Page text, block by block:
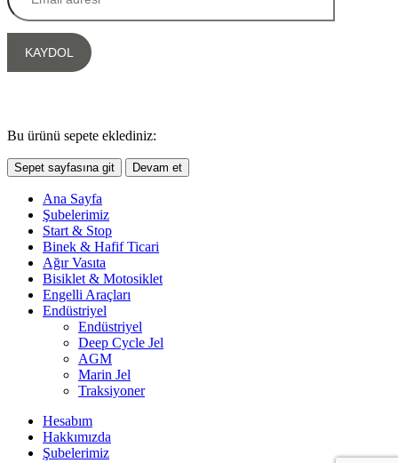
Bu ürünü sepete eklediniz:
Sepet sayfasına git Devam et
Ana Sayfa
Şubelerimiz
Start & Stop
Binek & Hafif Ticari
Ağır Vasıta
Bisiklet & Motosiklet
Engelli Araçları
Endüstriyel
Endüstriyel
Deep Cycle Jel
AGM
Marin Jel
Traksiyoner
Hesabım
Hakkımızda
Şubelerimiz